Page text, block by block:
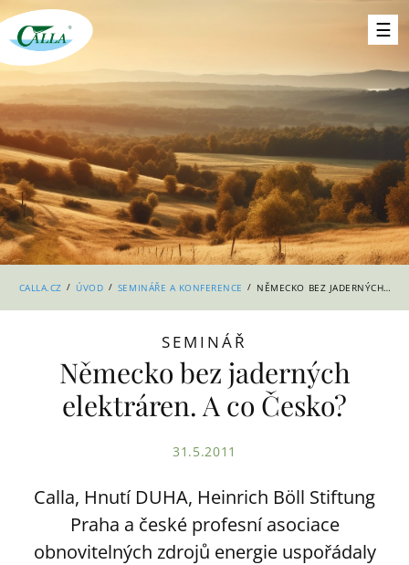
CALLA.CZ / ÚVOD / SEMINÁŘE A KONFERENCE / NĚMECKO BEZ JADERNÝCH ELEKTRÁREN. A CO ČESKO?
SEMINÁŘ
Německo bez jaderných
elektráren. A co Česko?
31.5.2011
Calla, Hnutí DUHA, Heinrich Böll Stiftung
Praha a české profesní asociace
obnovitelných zdrojů energie uspořádaly